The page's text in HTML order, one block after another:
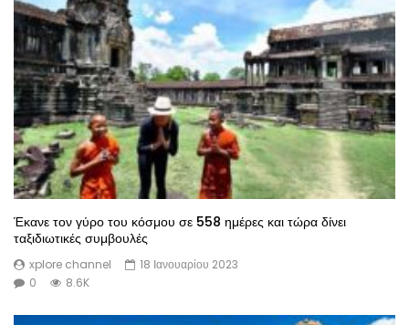
Έκανε τον γύρο του κόσμου σε 558 ημέρες και τώρα δίνει
ταξιδιωτικές συμβουλές
xplore channel
18 Ιανουαρίου 2023
0
8.6K